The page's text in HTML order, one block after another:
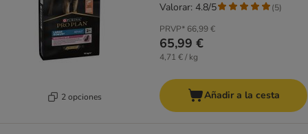
2 opciones
PRVP* 66,99 €
65,99 €
4,71 € / kg
Valorar: 4.8/5 (5)
Añadir a la cesta